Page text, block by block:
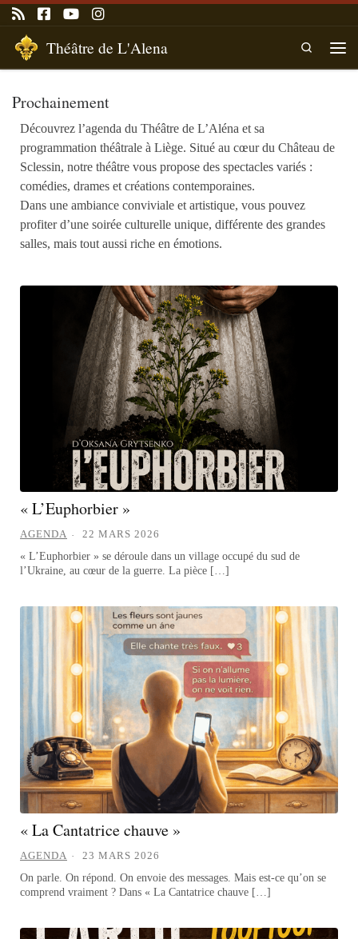
Passer au contenu
Théâtre de L'Alena
Search
Prochainement
Découvrez l’agenda du Théâtre de L’Aléna et sa
programmation théâtrale à Liège. Situé au cœur du Château de
Sclessin, notre théâtre vous propose des spectacles variés :
comédies, drames et créations contemporaines.
Dans une ambiance conviviale et artistique, vous pouvez
profiter d’une soirée culturelle unique, différente des grandes
salles, mais tout aussi riche en émotions.
« L’Euphorbier »
AGENDA
22 MARS 2026
« L’Euphorbier » se déroule dans un village occupé du sud de
l’Ukraine, au cœur de la guerre. La pièce […]
« La Cantatrice chauve »
AGENDA
23 MARS 2026
On parle. On répond. On envoie des messages. Mais est-ce qu’on se
comprend vraiment ? Dans « La Cantatrice chauve […]